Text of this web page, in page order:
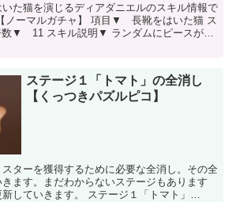
た猫を演じるディアダニエルのスキル情報で
ノーマルガチャ】 項目▼ 長靴をはいた猫 ス
▼ 11 スキル説明▼ ランダムにピースが選
ステージ１「トマト」の全消し
【くっつきパズルピコ】
ターを獲得するために必要な全消し。その全
ます。まだわからないステージもあります
していきます。 ステージ１「トマト」